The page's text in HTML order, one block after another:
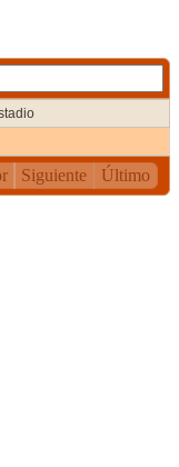
Siguiente Último